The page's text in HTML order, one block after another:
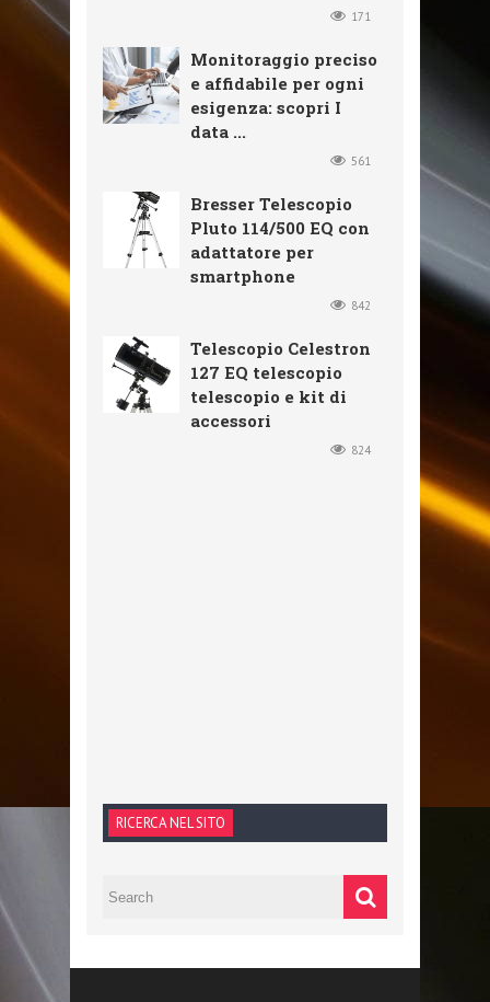
171
Monitoraggio preciso
e affidabile per ogni
esigenza: scopri I
data ...
561
Bresser Telescopio
Pluto 114/500 EQ con
adattatore per
smartphone
842
Telescopio Celestron
127 EQ telescopio
telescopio e kit di
accessori
824
RICERCA NEL SITO